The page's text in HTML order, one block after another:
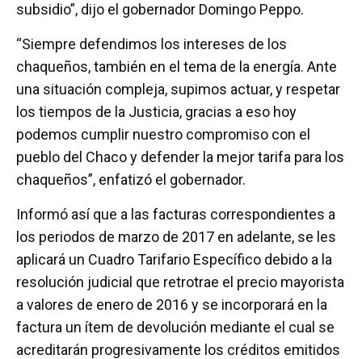
subsidio”, dijo el gobernador Domingo Peppo.
“Siempre defendimos los intereses de los
chaqueños, también en el tema de la energía. Ante
una situación compleja, supimos actuar, y respetar
los tiempos de la Justicia, gracias a eso hoy
podemos cumplir nuestro compromiso con el
pueblo del Chaco y defender la mejor tarifa para los
chaqueños”, enfatizó el gobernador.
Informó así que a las facturas correspondientes a
los periodos de marzo de 2017 en adelante, se les
aplicará un Cuadro Tarifario Específico debido a la
resolución judicial que retrotrae el precio mayorista
a valores de enero de 2016 y se incorporará en la
factura un ítem de devolución mediante el cual se
acreditarán progresivamente los créditos emitidos